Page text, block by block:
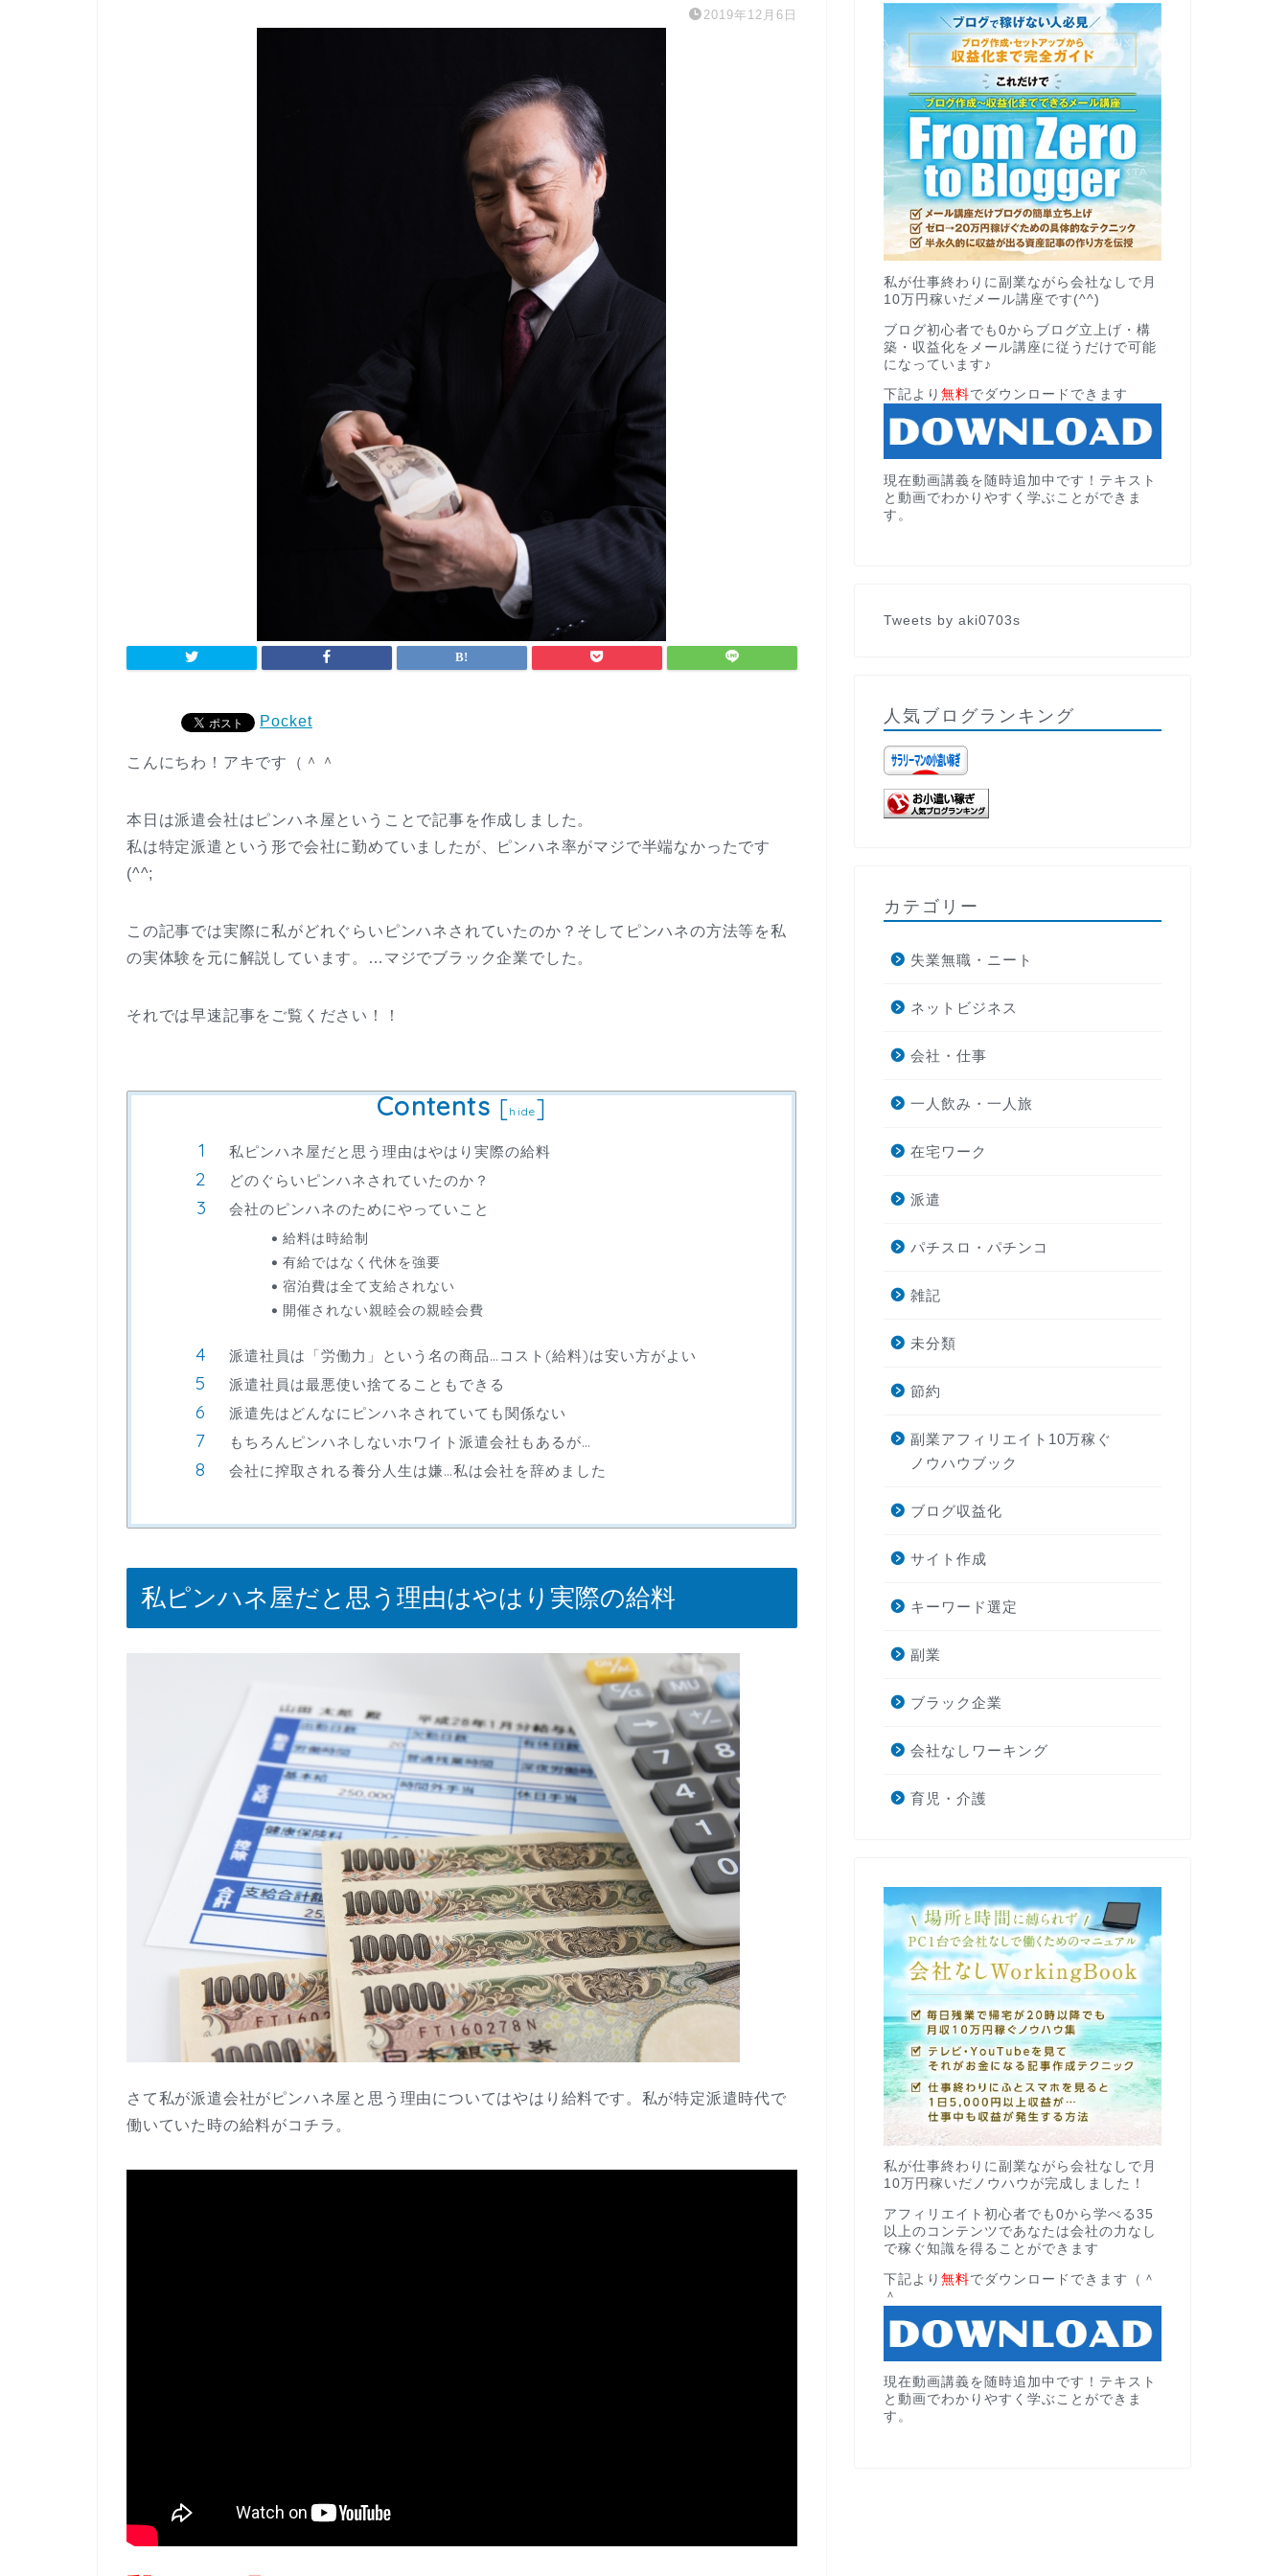
2019年12月6日
Pocket
こんにちわ！アキです（＾＾
本日は派遣会社はピンハネ屋ということで記事を作成しました。
私は特定派遣という形で会社に勤めていましたが、ピンハネ率がマジで半端なかったです
(^^;
この記事では実際に私がどれぐらいピンハネされていたのか？そしてピンハネの方法等を私
の実体験を元に解説しています。…マジでブラック企業でした。
それでは早速記事をご覧ください！！
Contents [hide]
私ピンハネ屋だと思う理由はやはり実際の給料
どのぐらいピンハネされていたのか？
会社のピンハネのためにやっていこと
給料は時給制
有給ではなく代休を強要
宿泊費は全て支給されない
開催されない親睦会の親睦会費
派遣社員は「労働力」という名の商品…コスト(給料)は安い方がよい
派遣社員は最悪使い捨てることもできる
派遣先はどんなにピンハネされていても関係ない
もちろんピンハネしないホワイト派遣会社もあるが…
会社に搾取される養分人生は嫌…私は会社を辞めました
私ピンハネ屋だと思う理由はやはり実際の給料
さて私が派遣会社がピンハネ屋と思う理由についてはやはり給料です。私が特定派遣時代で
働いていた時の給料がコチラ。
私が仕事終わりに副業ながら会社なしで月
10万円稼いだメール講座です(^^)
ブログ初心者でも0からブログ立上げ・構
築・収益化をメール講座に従うだけで可能
になっています♪
下記より 無料でダウンロードできます
現在動画講義を随時追加中です！テキスト
と動画でわかりやすく学ぶことができま
す。
Tweets by aki0703s
人気ブログランキング
カテゴリー
失業無職・ニート
ネットビジネス
会社・仕事
一人飲み・一人旅
在宅ワーク
派遣
パチスロ・パチンコ
雑記
未分類
節約
副業アフィリエイト10万稼ぐ
ノウハウブック
ブログ収益化
サイト作成
キーワード選定
副業
ブラック企業
会社なしワーキング
育児・介護
私が仕事終わりに副業ながら会社なしで月
10万円稼いだノウハウが完成しました！
アフィリエイト初心者でも0から学べる35
以上のコンテンツであなたは会社の力なし
で稼ぐ知識を得ることができます
下記より 無料でダウンロードできます（＾
＾
現在動画講義を随時追加中です！テキスト
と動画でわかりやすく学ぶことができま
す。